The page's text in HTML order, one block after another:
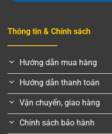
Thông tin & Chính sách
Hướng dẫn mua hàng
Hướng dẫn thanh toán
Vận chuyển, giao hàng
Chính sách bảo hành